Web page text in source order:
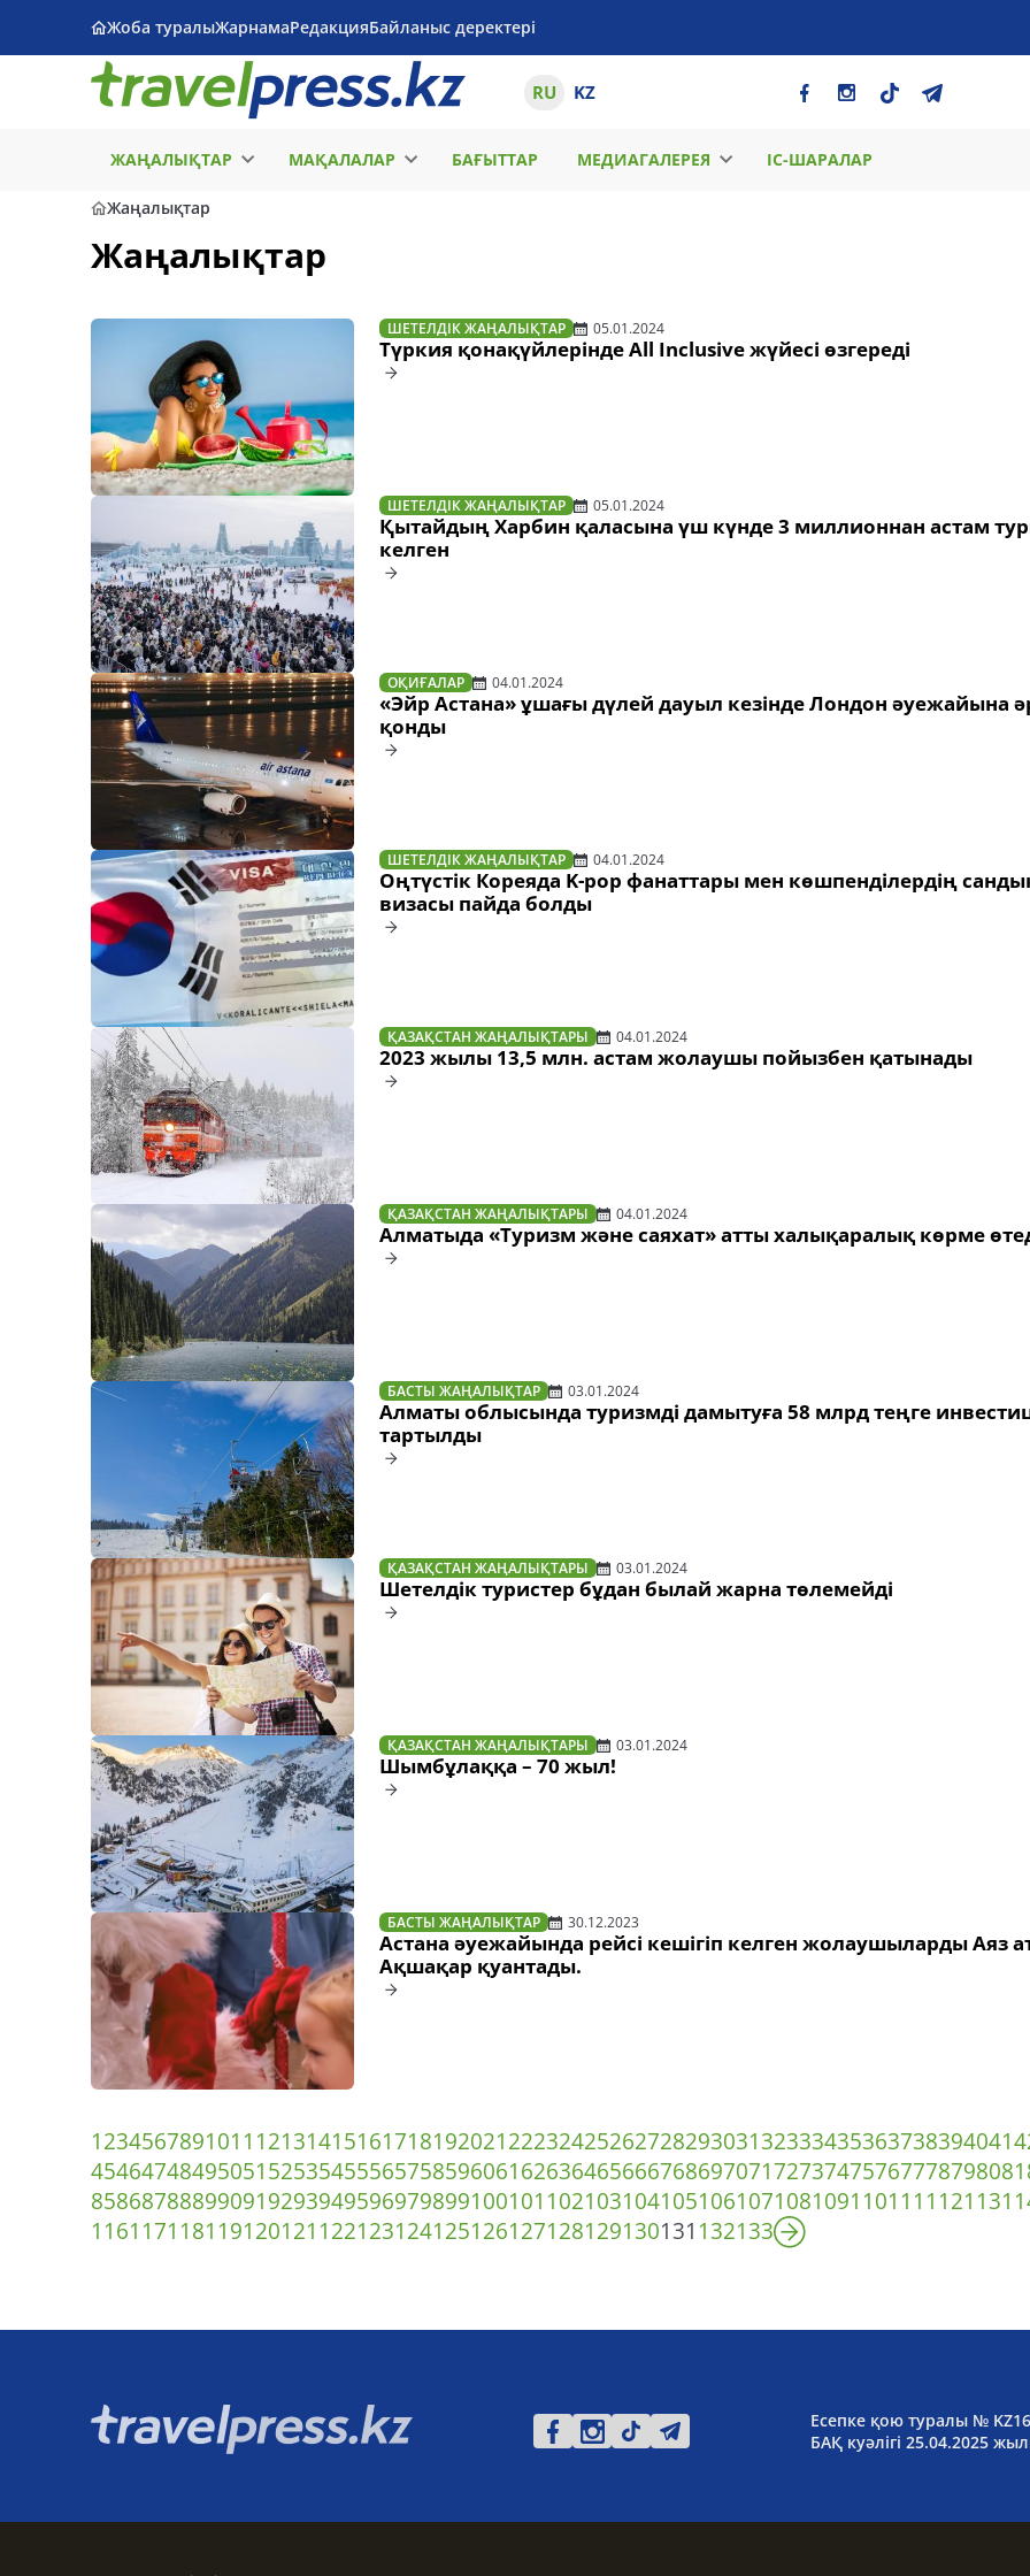
Жоба туралыЖарнамаРедакцияБайланыс деректері
RU KZ
ЖАҢАЛЫҚТАР МАҚАЛАЛАР БАҒЫТТАР МЕДИАГАЛЕРЕЯ ІС-ШАРАЛАР
Жаңалықтар
Жаңалықтар
ШЕТЕЛДІК ЖАҢАЛЫҚТАР 05.01.2024
Түркия қонақүйлерінде All Inclusive жүйесі өзгереді
ШЕТЕЛДІК ЖАҢАЛЫҚТАР 05.01.2024
Қытайдың Харбин қаласына үш күнде 3 миллионнан астам
келген
ОҚИҒАЛАР 04.01.2024
«Эйр Астана» ұшағы дүлей дауыл кезінде Лондон әуежайына
қонды
ШЕТЕЛДІК ЖАҢАЛЫҚТАР 04.01.2024
Оңтүстік Кореяда K-pop фанаттары мен көшпенділердің
визасы пайда болды
ҚАЗАҚСТАН ЖАҢАЛЫҚТАРЫ 04.01.2024
2023 жылы 13,5 млн. астам жолаушы пойызбен қатынады
ҚАЗАҚСТАН ЖАҢАЛЫҚТАРЫ 04.01.2024
Алматыда «Туризм және саяхат» атты халықаралық көрме
БАСТЫ ЖАҢАЛЫҚТАР 03.01.2024
Алматы облысында туризмді дамытуға 58 млрд теңге
тартылды
ҚАЗАҚСТАН ЖАҢАЛЫҚТАРЫ 03.01.2024
Шетелдік туристер бұдан былай жарна төлемейді
ҚАЗАҚСТАН ЖАҢАЛЫҚТАРЫ 03.01.2024
Шымбұлаққа – 70 жыл!
БАСТЫ ЖАҢАЛЫҚТАР 30.12.2023
Астана әуежайында рейсі кешігіп келген жолаушыларды Аяз
Ақшақар қуантады.
1234567891011 121314151617181920212223242526272829303132333435363738394041
45464748495051525354555657585960616263646566676869707172737475767778798081
858687888990919293949596979899100101 102103104105106107108109110111 112113
116117118119120121 122123124125126127128129130131 132133
Есепке қою туралы №
БАҚ куәлігі 25.04.2025